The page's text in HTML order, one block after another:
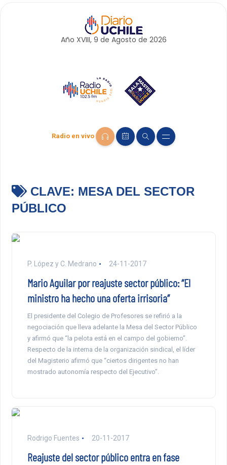
Año XVIII, 9 de Agosto de 2026
Radio en vivo
CLAVE: MESA DEL SECTOR
PÚBLICO
P. López y C. Medrano 24-11-2017
Mario Aguilar por reajuste sector público: “El
ministro ha hecho una oferta irrisoria”
El presidente del Colegio de Profesores se refirió a la
negociación que lleva adelante la Mesa del Sector Público
y afirmó que “la pelota está en el campo del gobierno”.
Respecto de la interna de la organización sindical, el líder
del Magisterio afirmó que “ciertos dirigentes no han
mostrado autonomía respecto del Ejecutivo”.
Rodrigo Fuentes 20-11-2017
Reajuste del sector público entra en fase